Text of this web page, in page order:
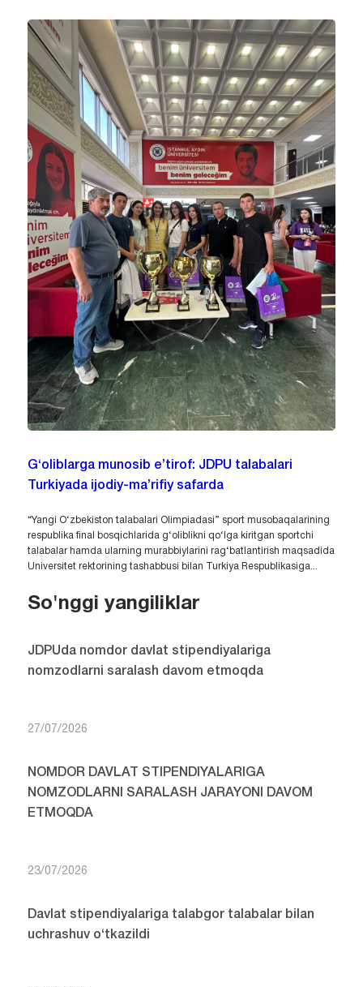
G‘oliblarga munosib e’tirof: JDPU talabalari
Turkiyada ijodiy-ma’rifiy safarda
“Yangi O‘zbekiston talabalari Olimpiadasi” sport musobaqalarining
respublika final bosqichlarida g‘oliblikni qo‘lga kiritgan sportchi
talabalar hamda ularning murabbiylarini rag‘batlantirish maqsadida
Universitet rektorining tashabbusi bilan Turkiya Respublikasiga...
So'nggi yangiliklar
JDPUda nomdor davlat stipendiyalariga
nomzodlarni saralash davom etmoqda
27/07/2026
NOMDOR DAVLAT STIPENDIYALARIGA
NOMZODLARNI SARALASH JARAYONI DAVOM
ETMOQDA
23/07/2026
Davlat stipendiyalariga talabgor talabalar bilan
uchrashuv o‘tkazildi